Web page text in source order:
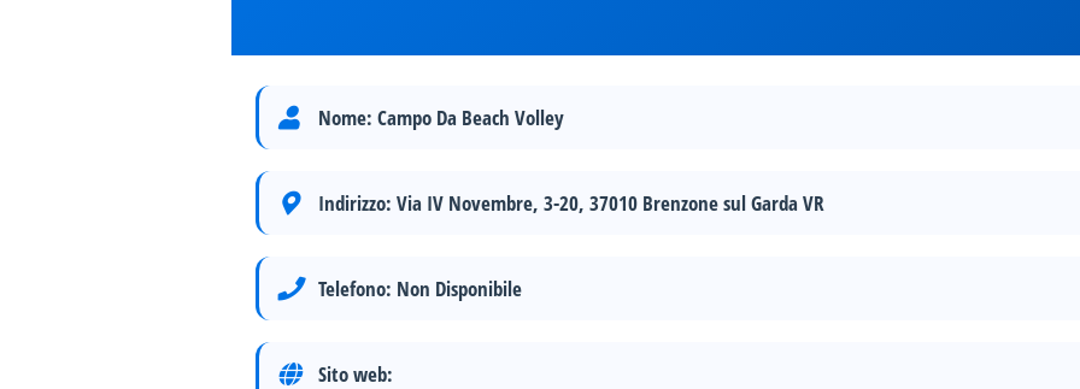
Nome: Campo Da Beach Volley
Indirizzo: Via IV Novembre, 3-20, 37010 Brenzone sul Garda VR
Telefono: Non Disponibile
Sito web: